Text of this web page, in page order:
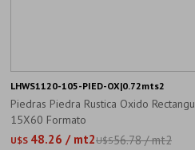
Piedras Piedra Rustica Oxido
15X60 Formato
U$S 48.26 / mt2U$S56.78 / mt2
LHWS1120-105-PIED-OX|0.72mts2